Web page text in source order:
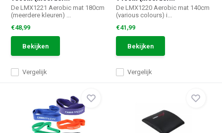
De LMX1221 Aerobic mat 180cm
(meerdere kleuren) ...
Vergelijk
€48,99
Bekijken
De LMX1220 Aerobic mat 140cm
(various colours) i...
Vergelijk
€41,99
Bekijken